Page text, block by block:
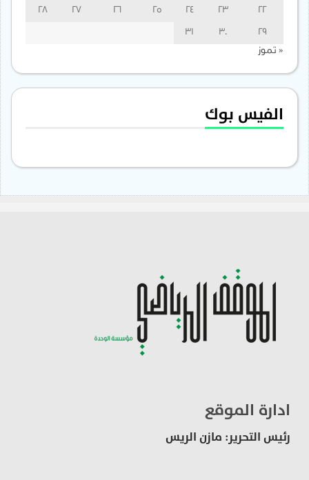
22
23
24
25
26
27
28
29
30
31
« تموز
الفيس بوك
ادارة الموقع
رئيس التحرير: مازن الريس